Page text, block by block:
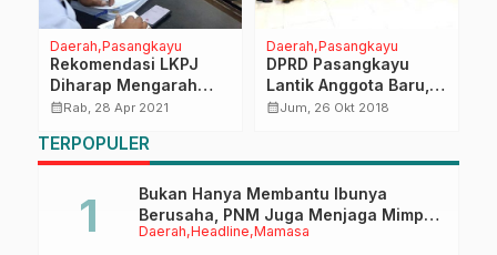
Daerah Pasangkayu
Rekomendasi LKPJ
Diharap Mengarah
Keperbaikan
calendar_monthRab, 28 Apr 2021
Daerah Pasangkayu
DPRD Pasangkayu
Lantik Anggota Baru,
Bupati Harap Semakin
calendar_monthJum, 26 Okt 2018
TERPOPULER
Daerah Headline Mamasa
Bukan Hanya Membantu Ibunya
Berusaha, PNM Juga Menjaga Mimpi
Anaknya Untuk Menggapai Cita-Cita